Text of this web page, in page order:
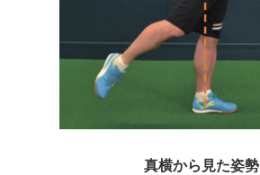
真横から見た姿勢